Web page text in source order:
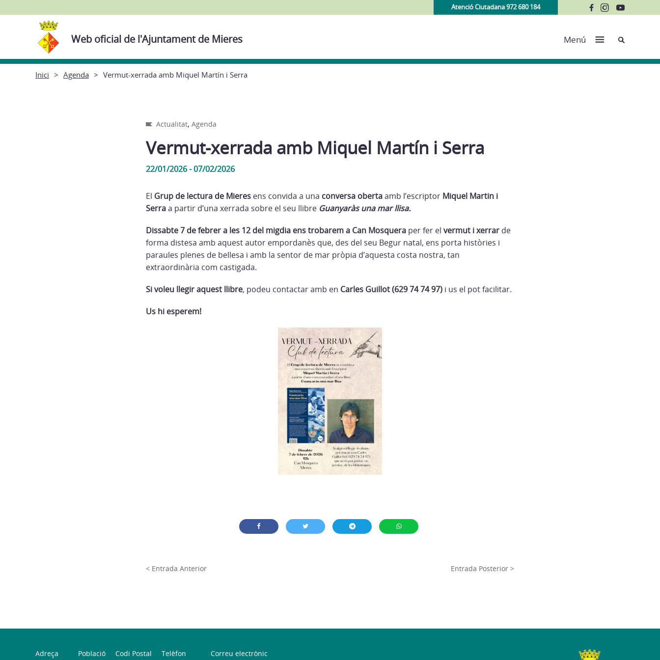
Atenció Ciutadana 972 680 184
Web oficial de l'Ajuntament de Mieres Menú Cerca
Inici Agenda Vermut-xerrada amb Miquel Martín i Serra
Actualitat, Agenda
Vermut-xerrada amb Miquel Martín i Serra
22/01/2026 - 07/02/2026
El Grup de lectura de Mieres ens convida a una conversa obertaamb l’escriptor Miquel Martin i
Serraa partir d’una xerrada sobre el seu llibre Guanyaràs una mar llisa.
Dissabte 7 de febrer a les 12 del migdia ens trobarem a Can Mosquera per fer el vermut i xerrar de
forma distesa amb aquest autor empordanès que, des del seu Begur natal, ens porta històries i
paraules plenes de bellesa i amb la sentor de mar pròpia d’aquesta costa nostra, tan
extraordinària com castigada.
Si voleu llegir aquest llibre, podeu contactar amb en Carles Guillot (629 74 74 97) i us el pot facilitar.
Us hi esperem!
< Entrada Anterior Entrada Posterior >
Adreça Població Codi Postal Telèfon Correu electrònic